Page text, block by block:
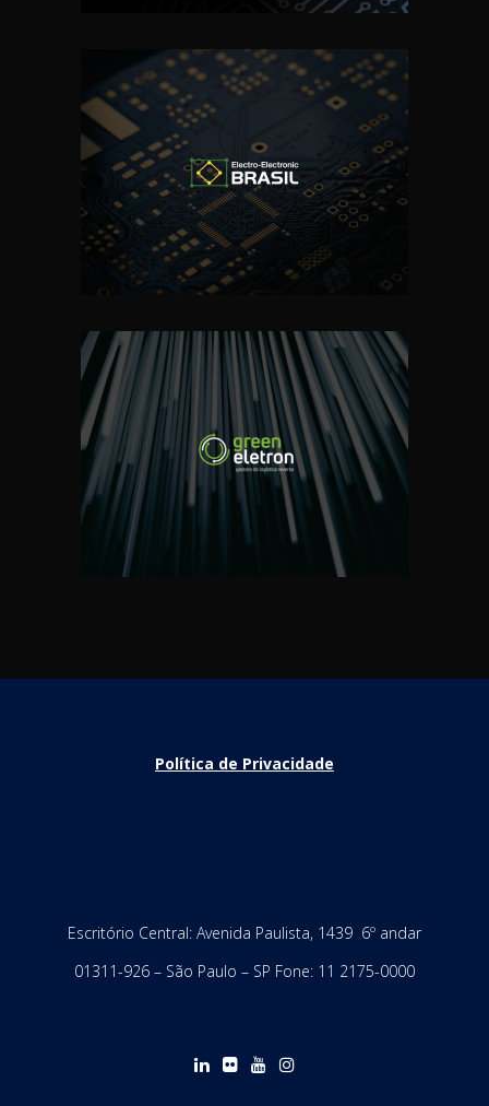
Política de Privacidade
Escritório Central: Avenida Paulista, 1439 6º andar
01311-926 – São Paulo – SP Fone: 11 2175-0000